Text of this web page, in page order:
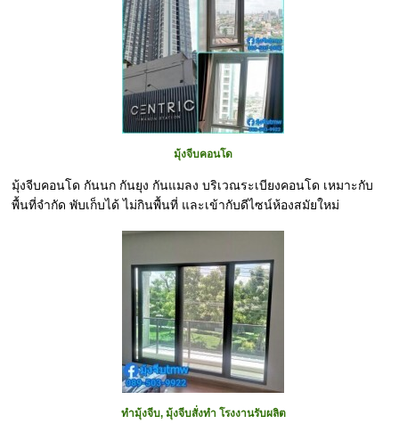
มุ้งจีบคอนโด
มุ้งจีบคอนโด กันนก กันยุง กันแมลง บริเวณระเบียงคอนโด เหมาะกับ
พื้นที่จำกัด พับเก็บได้ ไม่กินพื้นที่ และเข้ากับดีไซน์ห้องสมัยใหม่
ทำมุ้งจีบ, มุ้งจีบสั่งทำ โรงงานรับผลิต